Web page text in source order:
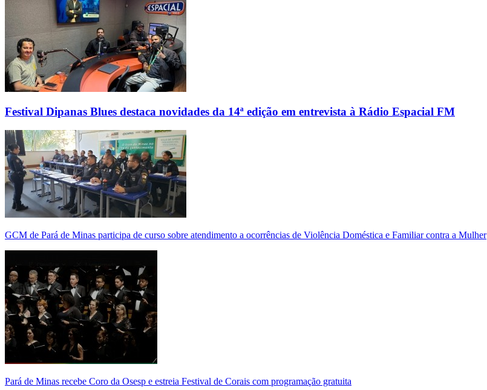
Festival Dipanas Blues destaca novidades da 14ª edição em entrevista à Rádio Espacial FM
GCM de Pará de Minas participa de curso sobre atendimento a ocorrências de Violência Doméstica e Familiar contra a Mulher
Pará de Minas recebe Coro da Osesp e estreia Festival de Corais com programação gratuita